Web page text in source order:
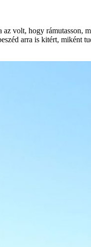
volt, hogy rámutasson,
arra is kitért, miként